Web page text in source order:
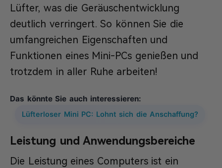
Lüfter, was die Geräuschentwicklung
deutlich verringert. So können Sie die
umfangreichen Eigenschaften und
Funktionen eines Mini-PCs genießen und
trotzdem in aller Ruhe arbeiten!
Das könnte Sie auch interessieren:
Lüfterloser Mini PC: Lohnt sich die Anschaffung?
Leistung und Anwendungsbereiche
Die Leistung eines Computers ist ein